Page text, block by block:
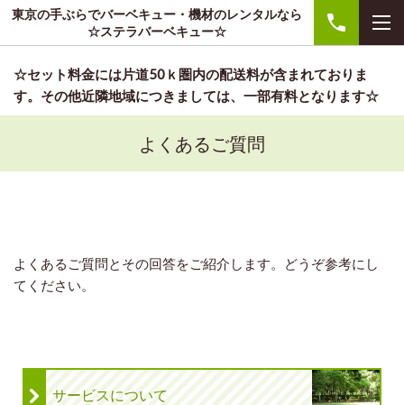
東京の手ぶらでバーベキュー・機材のレンタルなら
☆ステラバーベキュー☆
☆セット料金には片道50ｋ圏内の配送料が含まれておりま
す。その他近隣地域につきましては、一部有料となります☆
よくあるご質問
よくあるご質問とその回答をご紹介します。どうぞ参考にし
てください。
サービスについて